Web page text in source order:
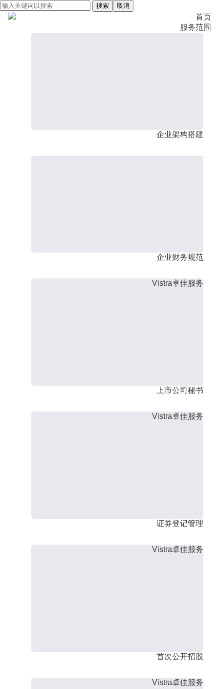
搜索 取消
首页
服务范围
企业架构搭建
企业财务规范
Vistra卓佳服务
上市公司秘书
Vistra卓佳服务
证券登记管理
Vistra卓佳服务
首次公开招股
Vistra卓佳服务